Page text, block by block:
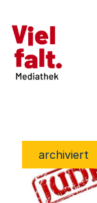
archiviert